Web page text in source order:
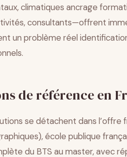
climatiques ancrage
consultants—offrent
un problème réel
de référence en
se détachent dans l’offre
école publique
du BTS au master, avec